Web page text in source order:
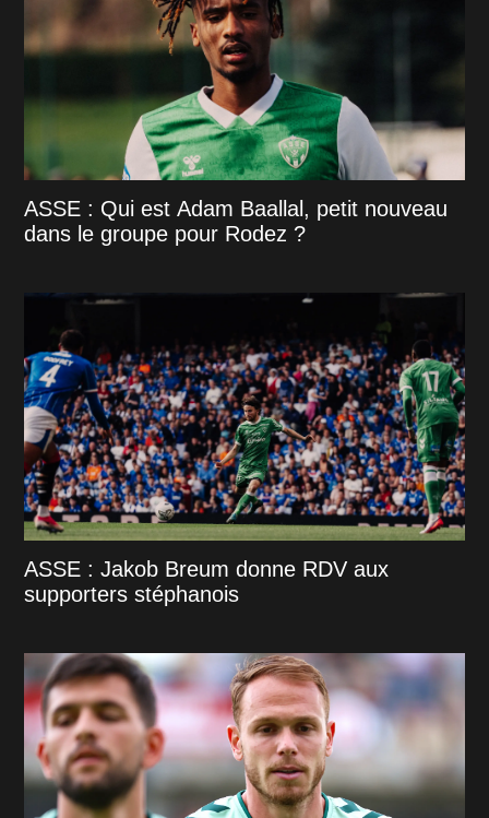
ASSE : Qui est Adam Baallal, petit nouveau
dans le groupe pour Rodez ?
ASSE : Jakob Breum donne RDV aux
supporters stéphanois